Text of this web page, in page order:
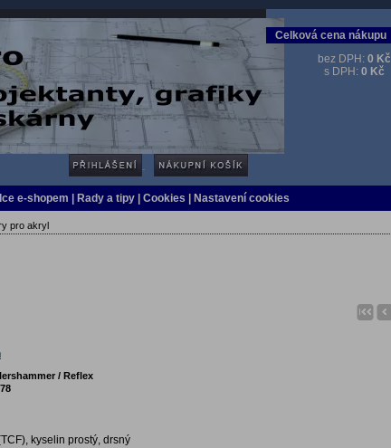
Celková cena nákupu
bez DPH: 0 Kč
s DPH: 0 Kč
e-shopem Rady a tipy | Cookies | Nastavení cookies
pro akryl
/ Reflex
kyselin prostý, drsný